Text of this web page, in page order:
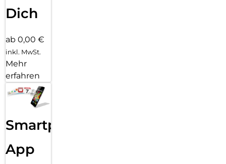
Dich
ab 0,00 €
inkl. MwSt.
Mehr
erfahren
Smartphone
App